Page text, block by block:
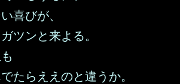
喜びが、
ツンと来よる。
たらええのと違うか。